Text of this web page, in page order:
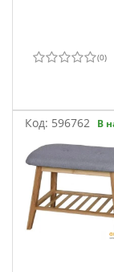
(0)
Код: 596762 В